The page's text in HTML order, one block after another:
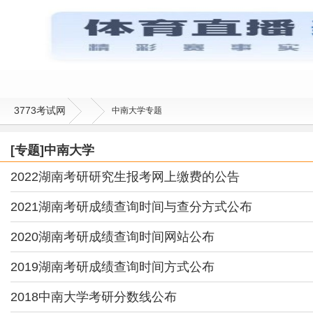
3773考试网 中南大学专题
[专题]中南大学
2022湖南考研研究生报考网上缴费的公告
2021湖南考研成绩查询时间与查分方式公布
2020湖南考研成绩查询时间网站公布
2019湖南考研成绩查询时间方式公布
2018中南大学考研分数线公布